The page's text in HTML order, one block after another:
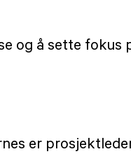
og å sette fokus
er